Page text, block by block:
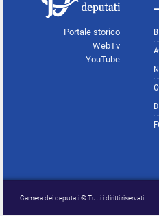
Portale storico
WebTv
YouTube
Camera dei deputati © Tutti i diritti riservati